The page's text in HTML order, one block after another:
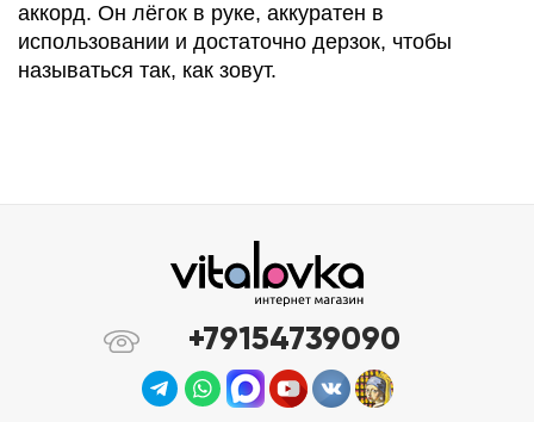
аккорд. Он лёгок в руке, аккуратен в
использовании и достаточно дерзок, чтобы
называться так, как зовут.
+79154739090